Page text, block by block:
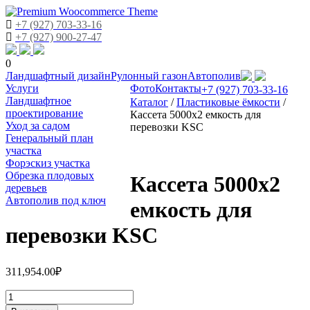
+7 (927) 703-33-16
+7 (927) 900-27-47
0
Skip
to
content
Ландшафтный дизайнРулонный газонАвтополив
Услуги
Ландшафтное
проектирование
Уход за садом
Генеральный план
участка
Форэскиз участка
Обрезка плодовых
деревьев
Автополив под ключ
ФотоКонтакты+7 (927) 703-33-16
Каталог /Пластиковые ёмкости /
Кассета 5000х2 емкость для
перевозки KSC
Кассета 5000х2
емкость для
перевозки KSC
311,954.00₽
Количество
Кассета